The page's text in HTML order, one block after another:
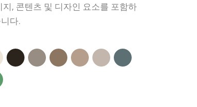
, 콘텐츠 및 디자인 요소를 포함하
다.